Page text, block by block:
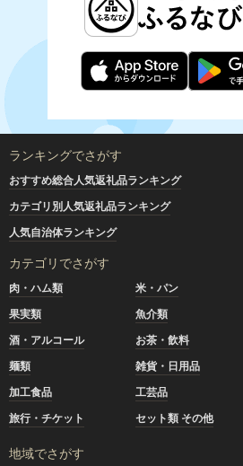
ランキングでさがす
おすすめ総合人気返礼品ランキング
カテゴリ別人気返礼品ランキング
人気自治体ランキング
カテゴリでさがす
肉・ハム類 米・パン
果実類
魚介類
酒・アルコール
お茶・飲料
麺類
雑貨・日用品
加工食品
工芸品
旅行・チケット
セット類 その他
地域でさがす